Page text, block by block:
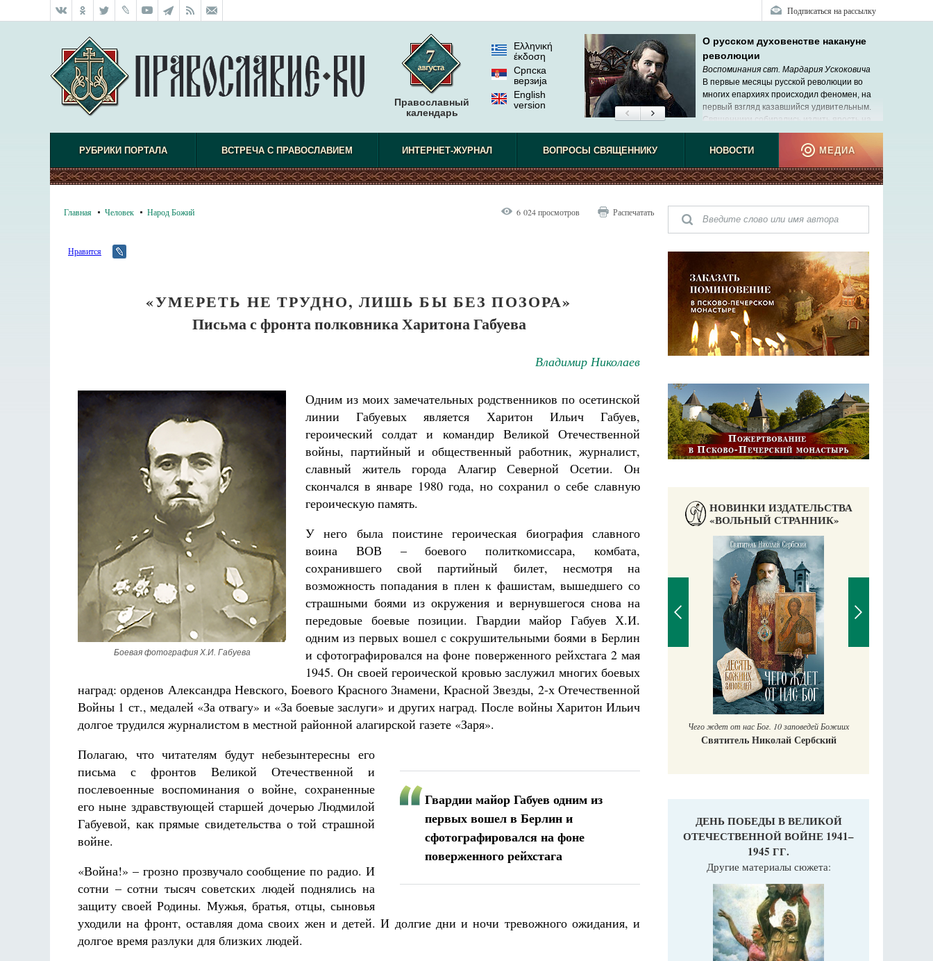
Подписаться на рассылку
Православный
календарь
Ελληνική
έκδοση
Српска
верзиjа
English
version
О русском духовенстве накануне
революции
Воспоминания свт. Мардария Ускоковича
В первые месяцы русской революции во
многих епархиях происходил феномен, на
первый взгляд казавшийся удивительным.
Священники собирались излить ярость на
своих архиереев. Мне не раз пришлось
наблюдать подобные сцены, но меня это не удивляло.
РУБРИКИ ПОРТАЛА ВСТРЕЧА С ПРАВОСЛАВИЕМ ИНТЕРНЕТ-ЖУРНАЛ ВОПРОСЫ СВЯЩЕННИКУ НОВОСТИ МЕДИА
Главная Человек Народ Божий 6 024 просмотров Распечатать
Нравится
«УМЕРЕТЬ НЕ ТРУДНО, ЛИШЬ БЫ БЕЗ ПОЗОРА»
Письма с фронта полковника Харитона Габуева
Владимир Николаев
Боевая фотография Х.И. Габуева
Одним из моих замечательных родственников по осетинской
линии Габуевых является Харитон Ильич Габуев,
героический солдат и командир Великой Отечественной
войны, партийный и общественный работник, журналист,
славный житель города Алагир Северной Осетии. Он
скончался в январе 1980 года, но сохранил о себе славную
героическую память.
У него была поистине героическая биография славного
воина ВОВ – боевого политкомиссара, комбата,
сохранившего свой партийный билет, несмотря на
возможность попадания в плен к фашистам, вышедшего со
страшными боями из окружения и вернувшегося снова на
передовые боевые позиции. Гвардии майор Габуев Х.И.
одним из первых вошел с сокрушительными боями в Берлин
и сфотографировался на фоне поверженного рейхстага 2 мая
1945. Он своей героической кровью заслужил многих боевых
наград: орденов Александра Невского, Боевого Красного Знамени, Красной Звезды, 2-х Отечественной
Войны 1 ст., медалей «За отвагу» и «За боевые заслуги» и других наград. После войны Харитон Ильич
долгое трудился журналистом в местной районной алагирской газете «Заря».
Гвардии майор Габуев одним из
первых вошел в Берлин и
сфотографировался на фоне
поверженного рейхстага
Полагаю, что читателям будут небезынтересны его
письма с фронтов Великой Отечественной и
послевоенные воспоминания о войне, сохраненные
его ныне здравствующей старшей дочерью Людмилой
Габуевой, как прямые свидетельства о той страшной
войне.
«Война!» – грозно прозвучало сообщение по радио. И
сотни – сотни тысяч советских людей поднялись на
защиту своей Родины. Мужья, братья, отцы, сыновья
уходили на фронт, оставляя дома своих жен и детей. И долгие дни и ночи тревожного ожидания, и
долгое время разлуки для близких людей.
НОВИНКИ ИЗДАТЕЛЬСТВА
«ВОЛЬНЫЙ СТРАННИК»
Разлуки не будет
Фредерика де Грааф Как найти своё место в жизни
Великомученик Георгий Победоносец. Научись у
святого
Чего ждет от нас Бог. 10 заповедей Божиих
Святитель Николай Сербский
ДЕНЬ ПОБЕДЫ В ВЕЛИКОЙ
ОТЕЧЕСТВЕННОЙ ВОЙНЕ 1941–
1945 ГГ.
Другие материалы сюжета: